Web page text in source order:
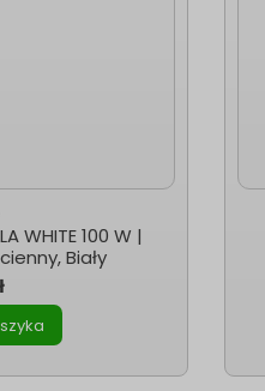
WHITE 100 W |
Biały